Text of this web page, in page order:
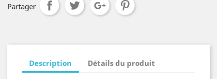
Partager
Description Détails du produit